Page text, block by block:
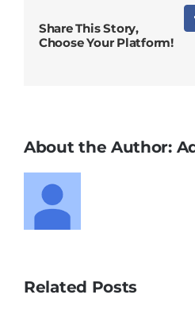
Share This Story,
Choose Your Platform!
About the Author:
Related Posts